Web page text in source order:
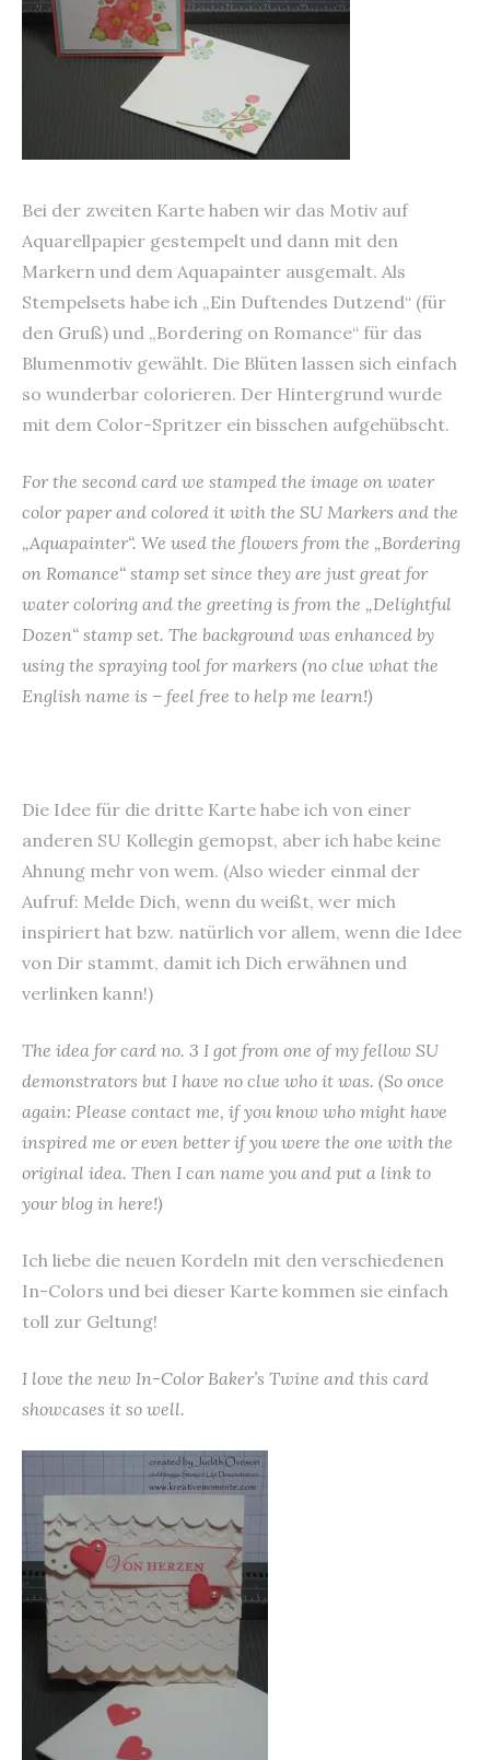
Bei der zweiten Karte haben wir das Motiv auf
Aquarellpapier gestempelt und dann mit den
Markern und dem Aquapainter ausgemalt. Als
Stempelsets habe ich „Ein Duftendes Dutzend“ (für
den Gruß) und „Bordering on Romance“ für das
Blumenmotiv gewählt. Die Blüten lassen sich einfach
so wunderbar colorieren. Der Hintergrund wurde
mit dem Color-Spritzer ein bisschen aufgehübscht.
For the second card we stamped the image on water
color paper and colored it with the SU Markers and the
„Aquapainter“. We used the flowers from the „Bordering
on Romance“ stamp set since they are just great for
water coloring and the greeting is from the „Delightful
Dozen“ stamp set. The background was enhanced by
using the spraying tool for markers (no clue what the
English name is – feel free to help me learn!)
Die Idee für die dritte Karte habe ich von einer
anderen SU Kollegin gemopst, aber ich habe keine
Ahnung mehr von wem. (Also wieder einmal der
Aufruf: Melde Dich, wenn du weißt, wer mich
inspiriert hat bzw. natürlich vor allem, wenn die Idee
von Dir stammt, damit ich Dich erwähnen und
verlinken kann!)
The idea for card no. 3 I got from one of my fellow SU
demonstrators but I have no clue who it was. (So once
again: Please contact me, if you know who might have
inspired me or even better if you were the one with the
original idea. Then I can name you and put a link to
your blog in here!)
Ich liebe die neuen Kordeln mit den verschiedenen
In-Colors und bei dieser Karte kommen sie einfach
toll zur Geltung!
I love the new In-Color Baker’s Twine and this card
showcases it so well.